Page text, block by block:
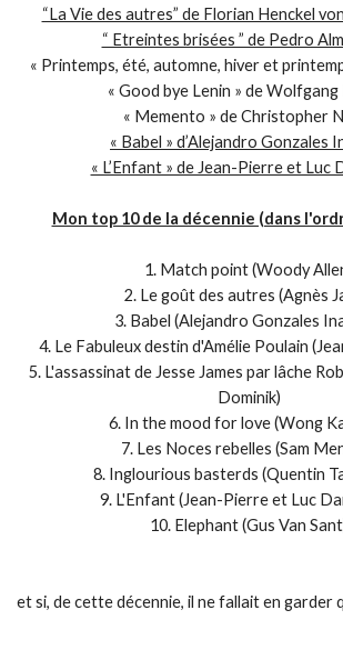
“La Vie des autres” de Florian Henckel
“ Etreintes brisées ” de Pedro
« Printemps, été, automne, hiver et
« Good bye Lenin » de
« Memento » de Christopher
« Babel » d’Alejandro Gonzales
« L’Enfant » de Jean-Pierre et Luc
Mon top 10 de la décennie (dans
1. Match point (Woody
2. Le goût des autres (Agnès
3. Babel (Alejandro Gonzales
4. Le Fabuleux destin d'Amélie Poulain
5. L'assassinat de Jesse James par lâche
Dominik)
6. In the mood for love (Wong
7. Les Noces rebelles (Sam
8. Inglourious basterds (Quentin
9. L'Enfant (Jean-Pierre et Luc
10. Elephant (Gus Van
et si, de cette décennie, il ne fallait en garder